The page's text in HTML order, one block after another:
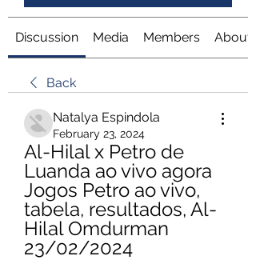
Discussion Media Members About
Back
Natalya Espindola
February 23, 2024
Al-Hilal x Petro de
Luanda ao vivo agora
Jogos Petro ao vivo,
tabela, resultados, Al-
Hilal Omdurman
23/02/2024